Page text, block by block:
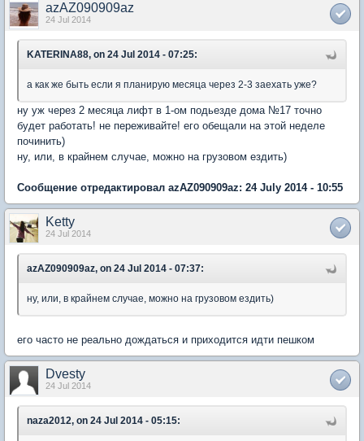
azAZ090909az
24 Jul 2014
KATERINA88, on 24 Jul 2014 - 07:25:
а как же быть если я планирую месяца через 2-3 заехать уже?
ну уж через 2 месяца лифт в 1-ом подьезде дома №17 точно
будет работать! не переживайте! его обещали на этой неделе
починить)
ну, или, в крайнем случае, можно на грузовом ездить)
Сообщение отредактировал azAZ090909az: 24 July 2014 - 10:55
Ketty
24 Jul 2014
azAZ090909az, on 24 Jul 2014 - 07:37:
ну, или, в крайнем случае, можно на грузовом ездить)
его часто не реально дождаться и приходится идти пешком
Dvesty
24 Jul 2014
naza2012, on 24 Jul 2014 - 05:15: